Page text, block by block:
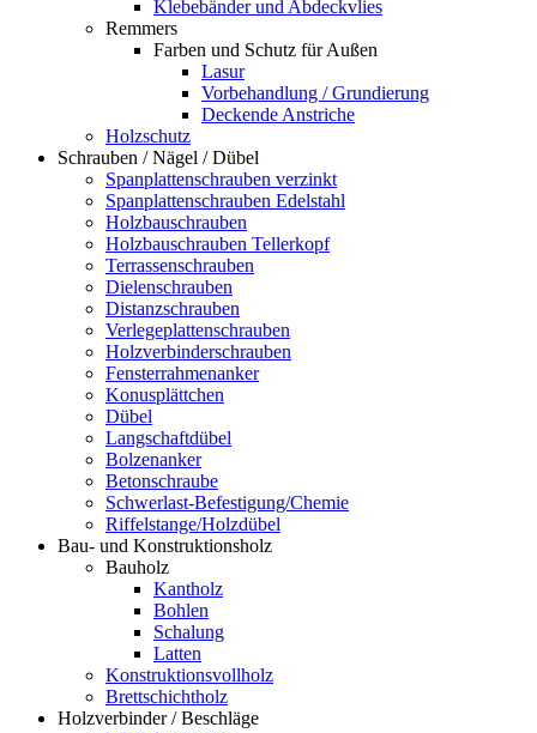
Klebebänder und Abdeckvlies
Remmers
Farben und Schutz für Außen
Lasur
Vorbehandlung / Grundierung
Deckende Anstriche
Holzschutz
Schrauben / Nägel / Dübel
Spanplattenschrauben verzinkt
Spanplattenschrauben Edelstahl
Holzbauschrauben
Holzbauschrauben Tellerkopf
Terrassenschrauben
Dielenschrauben
Distanzschrauben
Verlegeplattenschrauben
Holzverbinderschrauben
Fensterrahmenanker
Konusplättchen
Dübel
Langschaftdübel
Bolzenanker
Betonschraube
Schwerlast-Befestigung/Chemie
Riffelstange/Holzdübel
Bau- und Konstruktionsholz
Bauholz
Kantholz
Bohlen
Schalung
Latten
Konstruktionsvollholz
Brettschichtholz
Holzverbinder / Beschläge